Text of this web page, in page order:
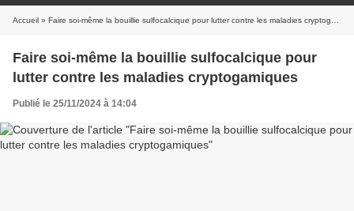
Accueil » Faire soi-même la bouillie sulfocalcique pour lutter contre les maladies cryptogamiques
Faire soi-même la bouillie sulfocalcique pour
lutter contre les maladies cryptogamiques
Publié le 25/11/2024 à 14:04